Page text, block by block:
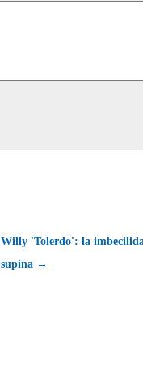
Willy 'Tolerdo': la
supina →